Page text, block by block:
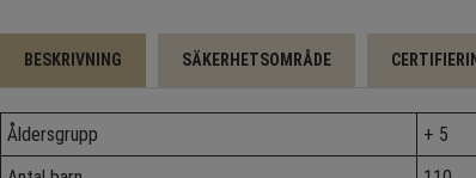
BESKRIVNING SÄKERHETSOMRÅDE
Åldersgrupp
+ 5